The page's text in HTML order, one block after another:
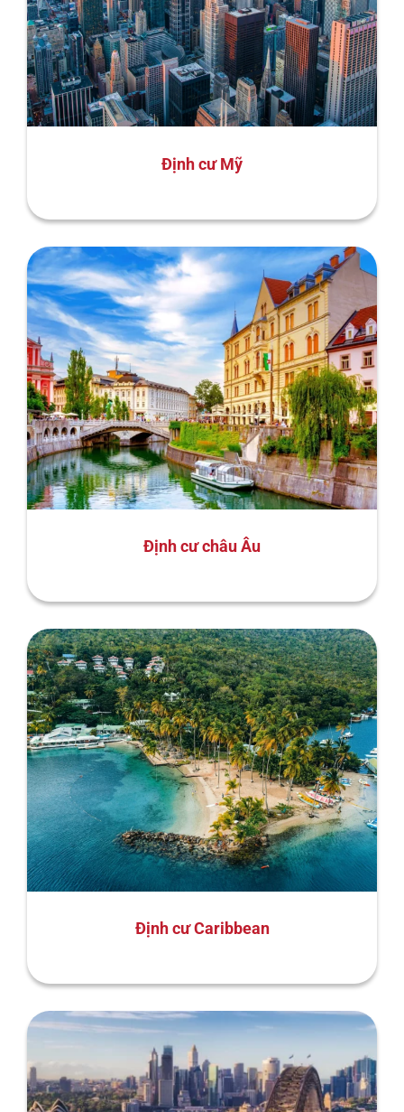
Định cư Mỹ
Định cư châu Âu
Định cư Caribbean